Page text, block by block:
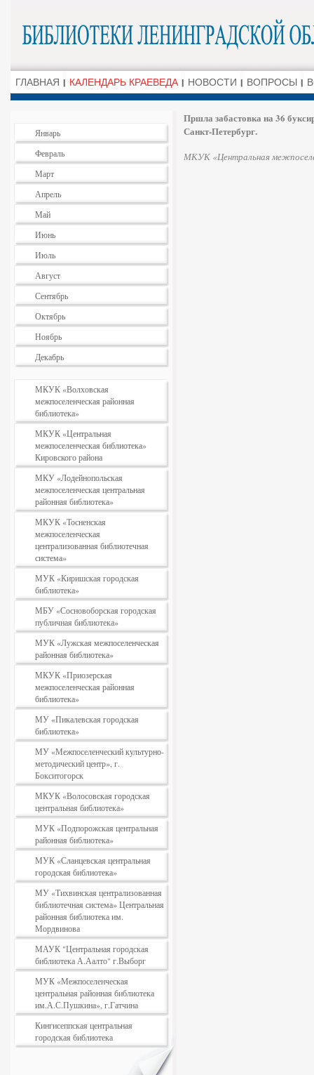
ГЛАВНАЯ КАЛЕНДАРЬ КРАЕВЕДА НОВОСТИ ВОПРОСЫ
Январь
Февраль
Март
Апрель
Май
Июнь
Июль
Август
Сентябрь
Октябрь
Ноябрь
Декабрь
МКУК «Волховская
межпоселенческая районная
библиотека»
МКУК «Центральная
межпоселенческая библиотека»
Кировского района
МКУ «Лодейнопольская
межпоселенческая центральная
районная библиотека»
МКУК «Тосненская
межпоселенческая
централизованная библиотечная
система»
МУК «Киришская городская
библиотека»
МБУ «Сосновоборская городская
публичная библиотека»
МУК «Лужская межпоселенческая
районная библиотека»
МКУК «Приозерская
межпоселенческая районная
библиотека»
МУ «Пикалевская городская
библиотека»
МУ «Межпоселенческий культурно-
методический центр», г.
Бокситогорск
МКУК «Волосовская городская
центральная библиотека»
МУК «Подпорожская центральная
районная библиотека»
МУК «Сланцевская центральная
городская библиотека»
МУ «Тихвинская централизованная
библиотечная система» Центральная
районная библиотека им.
Мордвинова
МАУК "Центральная городская
библиотека А.Аалто" г.Выборг
МУК «Межпоселенческая
центральная районная библиотека
им.А.С.Пушкина», г.Гатчина
Кингисеппская центральная
городская библиотека
Пршла забастовка на 36
Санкт-Петербург.
МКУК «Центральная